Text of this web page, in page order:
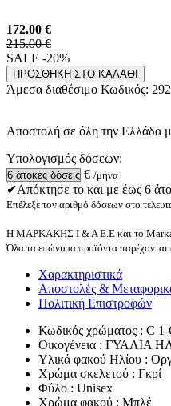
172.00 €
215.00 €
SALE -20%
ΠΡΟΣΘΗΚΗ ΣΤΟ ΚΑΛΑΘΙ
Άμεσα διαθέσιμο Κωδικός:
Αποστολή σε όλη την Ελλάδα
Υπολογισμός δόσεων:
€ /μήνα
✔Απόκτησε το και με έως 6
Επέλεξε τον αριθμό δόσεων στο
Η ΜΑΡΚΑΚΗΣ Ι & Α Ε.Ε και το
Όλα τα επώνυμα προϊόντα παρέχονται
Χαρακτηριστικά
Αποστολές &
Πολιτική Επιστροφών
Κωδικός χρώματος : C
Οικογένεια : ΓΥΑΛΙΑ
Υλικά φακού Ηλίου :
Χρώμα σκελετού : Γκρί
Φύλο : Unisex
Χρώμα φακού : Μπλέ